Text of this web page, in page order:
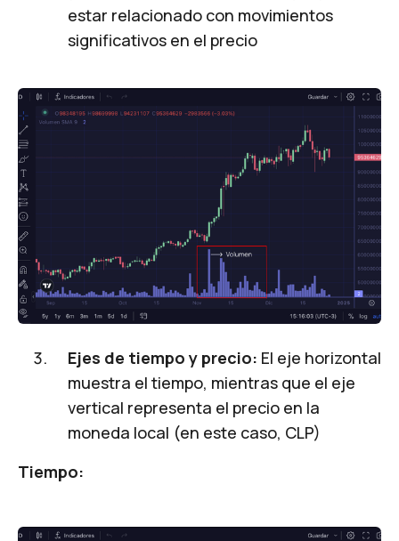
estar relacionado con movimientos
significativos en el precio
Ejes de tiempo y precio: El eje horizontal
muestra el tiempo, mientras que el eje
vertical representa el precio en la
moneda local (en este caso, CLP)
Tiempo: